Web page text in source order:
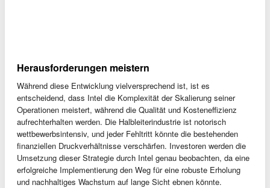
Herausforderungen meistern
Während diese Entwicklung vielversprechend ist, ist es
entscheidend, dass Intel die Komplexität der Skalierung seiner
Operationen meistert, während die Qualität und Kosteneffizienz
aufrechterhalten werden. Die Halbleiterindustrie ist notorisch
wettbewerbsintensiv, und jeder Fehltritt könnte die bestehenden
finanziellen Druckverhältnisse verschärfen. Investoren werden die
Umsetzung dieser Strategie durch Intel genau beobachten, da eine
erfolgreiche Implementierung den Weg für eine robuste Erholung
und nachhaltiges Wachstum auf lange Sicht ebnen könnte.